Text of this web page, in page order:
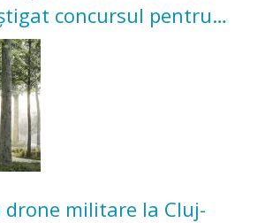
concursul pentru
Grădinii Casei
drone militare la Cluj-